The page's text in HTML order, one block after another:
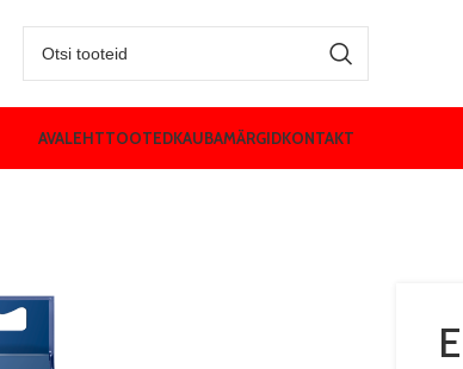
AVALEHTTOOTEDKAUBAMÄRGIDKONTAKT